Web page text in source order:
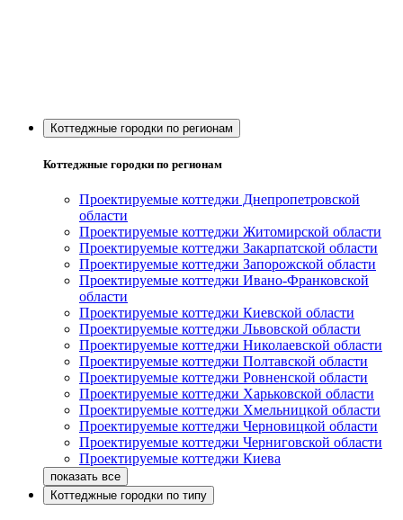
Коттеджные городки по регионам
Коттеджные городки по регионам
Проектируемые коттеджи Днепропетровской
области
Проектируемые коттеджи Житомирской области
Проектируемые коттеджи Закарпатской области
Проектируемые коттеджи Запорожской области
Проектируемые коттеджи Ивано-Франковской
области
Проектируемые коттеджи Киевской области
Проектируемые коттеджи Львовской области
Проектируемые коттеджи Николаевской области
Проектируемые коттеджи Полтавской области
Проектируемые коттеджи Ровненской области
Проектируемые коттеджи Харьковской области
Проектируемые коттеджи Хмельницкой области
Проектируемые коттеджи Черновицкой области
Проектируемые коттеджи Черниговской области
Проектируемые коттеджи Киева
Коттеджные городки по типу